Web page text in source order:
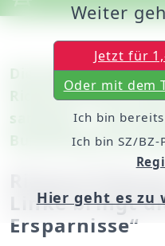
Die Kandidaten für
Richard Pitterle
sammeln – auch
Bundestag
Linke bringt
Ersparnisse“
Weiter
Jetzt für
Oder mit dem
Ich bin bereits
Ich bin SZ/
Hier geht es zu